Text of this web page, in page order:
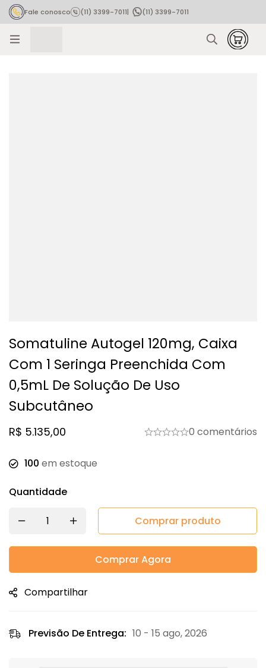
Fale conosco (11) 3399-7011|
(11) 3399-7011
Somatuline Autogel 120mg, Caixa
Com 1 Seringa Preenchida Com
0,5mL De Solução De Uso
Subcutâneo
R$ 5.135,00 0 comentários
100 em estoque
Quantidade
Comprar produto
Comprar Agora
Compartilhar
Previsão De Entrega: 10 - 15 ago, 2026